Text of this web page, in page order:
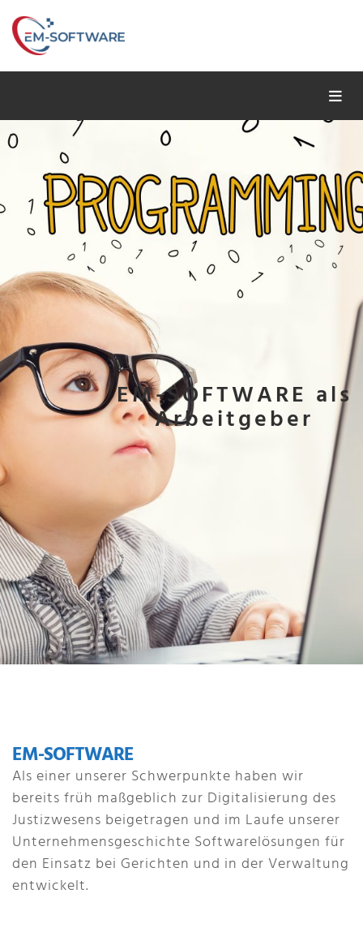
EM-SOFTWARE als
Arbeitgeber
EM-SOFTWARE
Als einer unserer Schwerpunkte haben wir
bereits früh maßgeblich zur Digitalisierung des
Justizwesens beigetragen und im Laufe unserer
Unternehmensgeschichte Softwarelösungen für
den Einsatz bei Gerichten und in der Verwaltung
entwickelt.